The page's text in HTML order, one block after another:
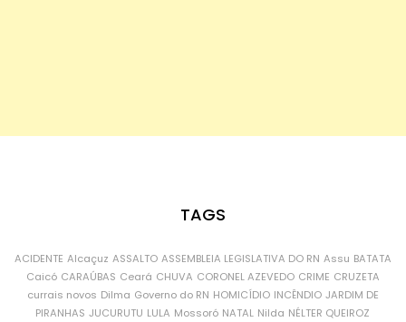
TAGS
ACIDENTE Alcaçuz ASSALTO ASSEMBLEIA LEGISLATIVA DO RN Assu BATATA
Caicó CARAÚBAS Ceará CHUVA CORONEL AZEVEDO CRIME CRUZETA
currais novos Dilma Governo do RN HOMICÍDIO INCÊNDIO JARDIM DE
PIRANHAS JUCURUTU LULA Mossoró NATAL Nilda NÉLTER QUEIROZ